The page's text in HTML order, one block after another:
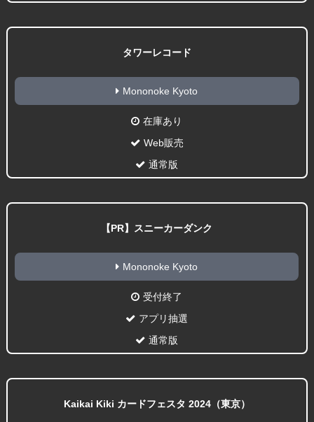
タワーレコード
Mononoke Kyoto
在庫あり
Web販売
通常版
【PR】スニーカーダンク
Mononoke Kyoto
受付終了
アプリ抽選
通常版
Kaikai Kiki カードフェスタ 2024（東京）